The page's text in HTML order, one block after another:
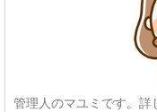
管理人のマユミです。